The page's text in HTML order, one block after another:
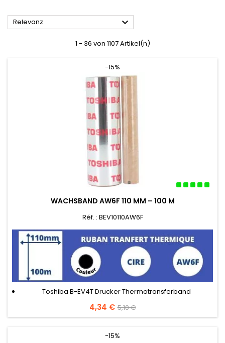
Relevanz 
1 - 36 von 1107 Artikel(n)
-15%
WACHSBAND AW6F 110 MM – 100 M
Réf. : BEV10110AW6F
Toshiba B-EV4T Drucker Thermotransferband
Preis
4,34 € Verkaufspreis
5,10 €
-15%